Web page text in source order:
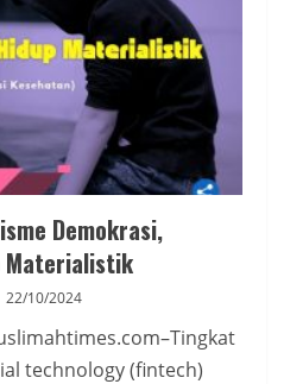
Demokrasi,
Materialistik
22/10/2024
technology (fintech)